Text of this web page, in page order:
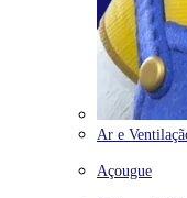
Ar e
Açougue